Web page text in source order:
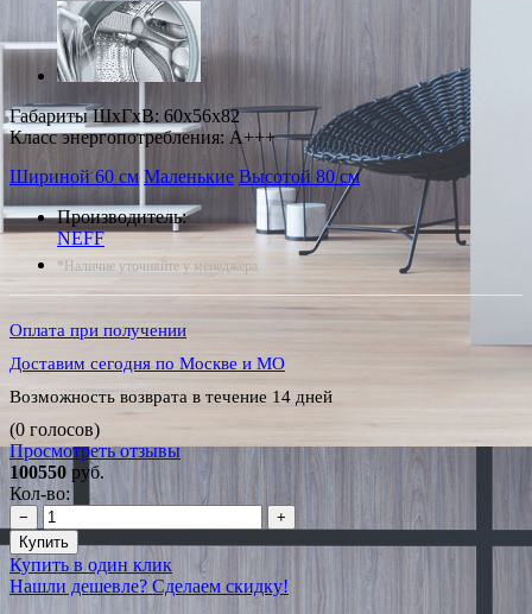
Габариты ШxГxВ: 60x56x82
Класс энергопотребления: A+++
Шириной 60 см Маленькие Высотой 80 см
Производитель:
NEFF
*Наличие уточняйте у менеджера
Оплата при получении
Доставим сегодня по Москве и МО
Возможность возврата в течение 14 дней
(0 голосов)
Просмотреть отзывы
100550 руб.
Кол-во:
−
+
Купить
Купить в один клик
Нашли дешевле? Сделаем скидку!